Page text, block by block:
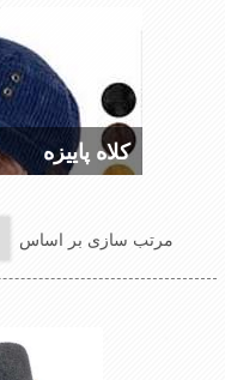
کلاه پاییزه
مرتب سازی بر اساس